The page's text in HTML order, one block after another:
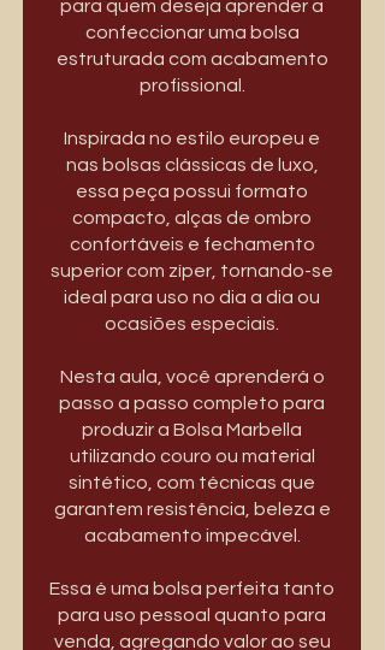
para quem deseja aprender a
confeccionar uma bolsa
estruturada com acabamento
profissional.
Inspirada no estilo europeu e
nas bolsas clássicas de luxo,
essa peça possui formato
compacto, alças de ombro
confortáveis e fechamento
superior com zíper, tornando-se
ideal para uso no dia a dia ou
ocasiões especiais.
Nesta aula, você aprenderá o
passo a passo completo para
produzir a Bolsa Marbella
utilizando couro ou material
sintético, com técnicas que
garantem resistência, beleza e
acabamento impecável.
Essa é uma bolsa perfeita tanto
para uso pessoal quanto para
venda, agregando valor ao seu